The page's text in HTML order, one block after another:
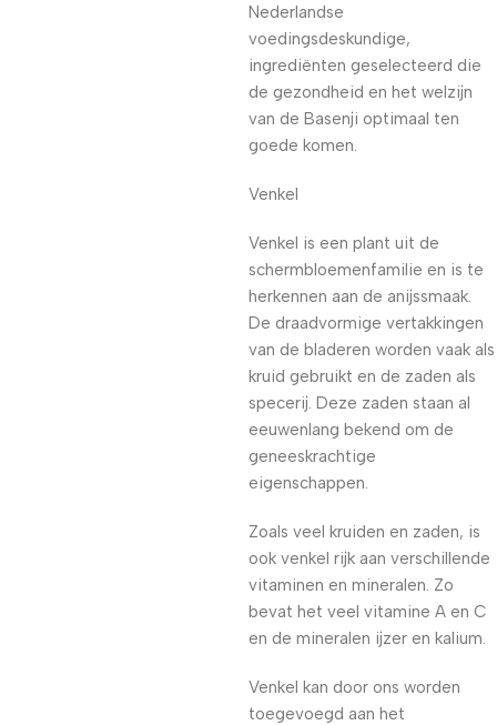
Nederlandse
voedingsdeskundige,
ingrediënten geselecteerd die
de gezondheid en het welzijn
van de Basenji optimaal ten
goede komen.
Venkel
Venkel is een plant uit de
schermbloemenfamilie en is te
herkennen aan de anijssmaak.
De draadvormige vertakkingen
van de bladeren worden vaak als
kruid gebruikt en de zaden als
specerij. Deze zaden staan al
eeuwenlang bekend om de
geneeskrachtige
eigenschappen.
Zoals veel kruiden en zaden, is
ook venkel rijk aan verschillende
vitaminen en mineralen. Zo
bevat het veel vitamine A en C
en de mineralen ijzer en kalium.
Venkel kan door ons worden
toegevoegd aan het